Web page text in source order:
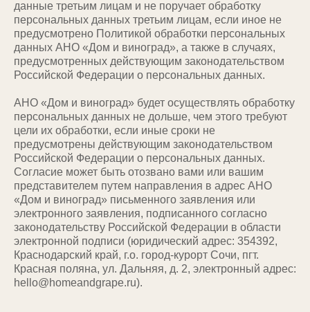
данные третьим лицам и не поручает обработку
персональных данных третьим лицам, если иное не
предусмотрено Политикой обработки персональных
данных АНО «Дом и виноград», а также в случаях,
предусмотренных действующим законодательством
Российской Федерации о персональных данных.
АНО «Дом и виноград» будет осуществлять обработку
персональных данных не дольше, чем этого требуют
цели их обработки, если иные сроки не
предусмотрены действующим законодательством
Российской Федерации о персональных данных.
Согласие может быть отозвано вами или вашим
представителем путем направления в адрес АНО
«Дом и виноград» письменного заявления или
электронного заявления, подписанного согласно
законодательству Российской Федерации в области
электронной подписи (юридический адрес: 354392,
Краснодарский край, г.о. город-курорт Сочи, пгт.
Красная поляна, ул. Дальняя, д. 2, электронный адрес:
hello@homeandgrape.ru).